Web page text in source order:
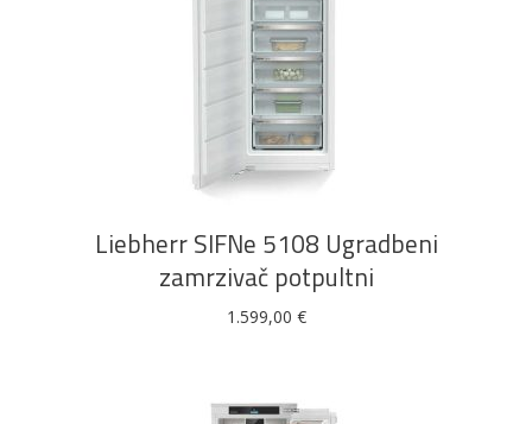
DODAJ U KOŠARICU
Liebherr SIFNe 5108 Ugradbeni
zamrzivač potpultni
1.599,00 €